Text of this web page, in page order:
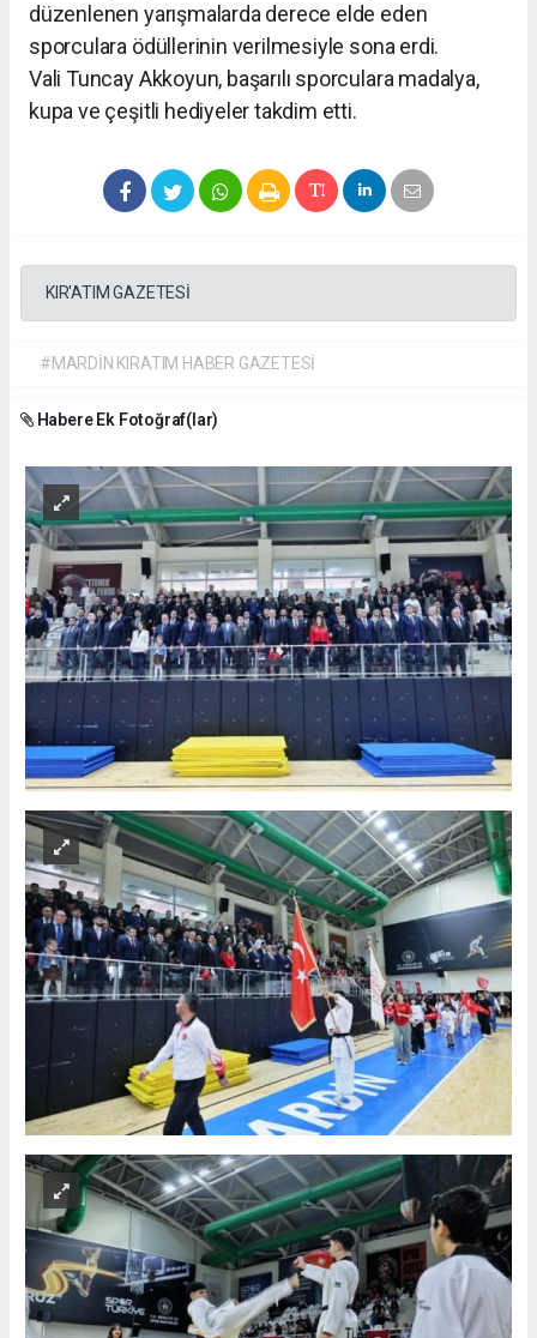
düzenlenen yarışmalarda derece elde eden
sporculara ödüllerinin verilmesiyle sona erdi.
Vali Tuncay Akkoyun, başarılı sporculara madalya,
kupa ve çeşitli hediyeler takdim etti.
KIR'ATIM GAZETESİ
#MARDİN KIRATIM HABER GAZETESİ
Habere Ek Fotoğraf(lar)